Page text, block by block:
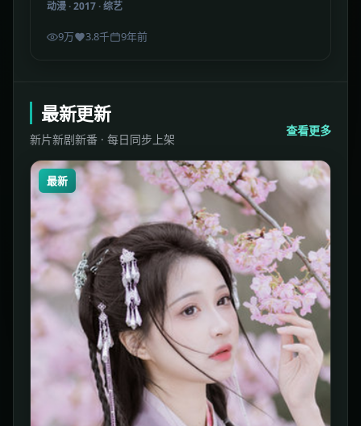
动漫 ·2017 ·综艺
9万 3.8千 9年前
最新更新
新片新剧新番 · 每日同步上架
查看更多
最新